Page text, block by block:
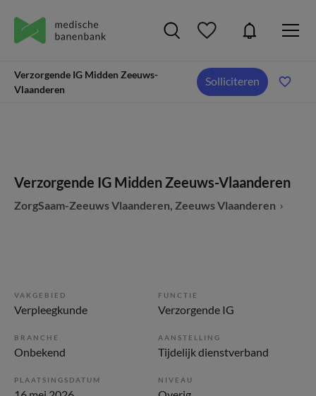
Verzorgende IG Midden Zeeuws-
Vlaanderen
Solliciteren
Verzorgende IG Midden Zeeuws-Vlaanderen
ZorgSaam-Zeeuws Vlaanderen, Zeeuws Vlaanderen
VAKGEBIED
Verpleegkunde
FUNCTIE
Verzorgende IG
BRANCHE
Onbekend
AANSTELLING
Tijdelijk dienstverband
PLAATSINGSDATUM NIVEAU